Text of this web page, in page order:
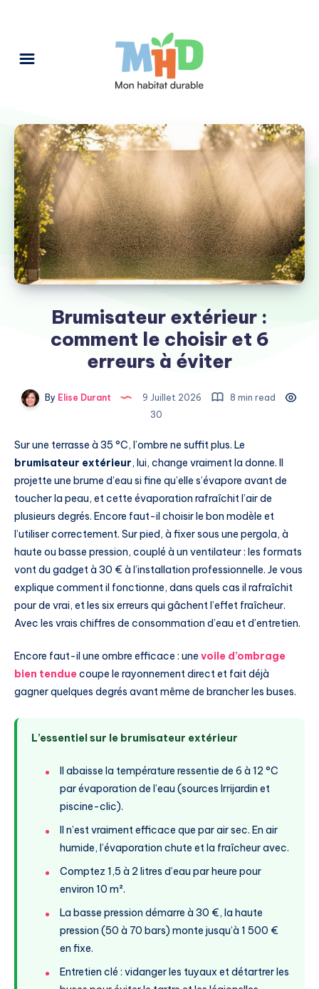
Brumisateur extérieur :
comment le choisir et 6
erreurs à éviter
By Elise Durant 9 Juillet 2026
8 min read
30
Sur une terrasse à 35 °C, l’ombre ne suffit plus. Le
brumisateur extérieur, lui, change vraiment la donne. Il
projette une brume d’eau si fine qu’elle s’évapore avant de
toucher la peau, et cette évaporation rafraîchit l’air de
plusieurs degrés. Encore faut-il choisir le bon modèle et
l’utiliser correctement. Sur pied, à fixer sous une pergola, à
haute ou basse pression, couplé à un ventilateur : les formats
vont du gadget à 30 € à l’installation professionnelle. Je vous
explique comment il fonctionne, dans quels cas il rafraîchit
pour de vrai, et les six erreurs qui gâchent l’effet fraîcheur.
Avec les vrais chiffres de consommation d’eau et d’entretien.
Encore faut-il une ombre efficace : une voile d’ombrage
bien tendue coupe le rayonnement direct et fait déjà
gagner quelques degrés avant même de brancher les buses.
L’essentiel sur le brumisateur extérieur
Il abaisse la température ressentie de 6 à 12 °C
par évaporation de l’eau (sources Irrijardin et
piscine-clic).
Il n’est vraiment efficace que par air sec. En air
humide, l’évaporation chute et la fraîcheur avec.
Comptez 1,5 à 2 litres d’eau par heure pour
environ 10 m².
La basse pression démarre à 30 €, la haute
pression (50 à 70 bars) monte jusqu’à 1 500 €
en fixe.
Entretien clé : vidanger les tuyaux et détartrer les